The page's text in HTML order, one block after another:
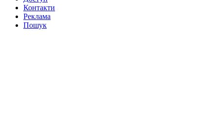
Контакти
Реклама
Пошук